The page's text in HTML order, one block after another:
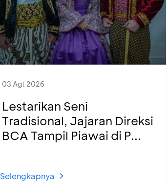
03 Agt 2026
Lestarikan Seni
Tradisional, Jajaran Direksi
BCA Tampil Piawai di P...
Selengkapnya